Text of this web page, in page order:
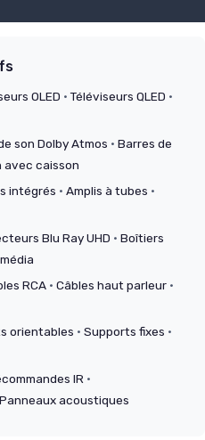
OLED ·Téléviseurs QLED ·
son Dolby Atmos · Barres de
avec caisson
intégrés · Amplis à tubes ·
Blu Ray UHD · Boîtiers
RCA · Câbles haut parleur ·
orientables · Supports fixes ·
IR ·
Panneaux acoustiques